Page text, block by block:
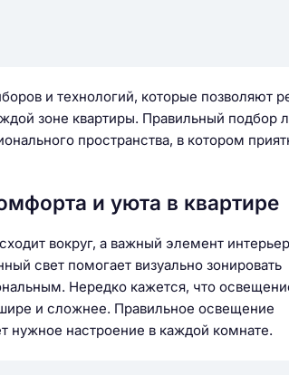
и технологий, которые позволяют
зоне квартиры. Правильный подбор
пространства, в котором
и уюта в квартире
вокруг, а важный элемент
свет помогает визуально зонировать
Нередко кажется, что
и сложнее. Правильное освещение
нужное настроение в каждой комнате.